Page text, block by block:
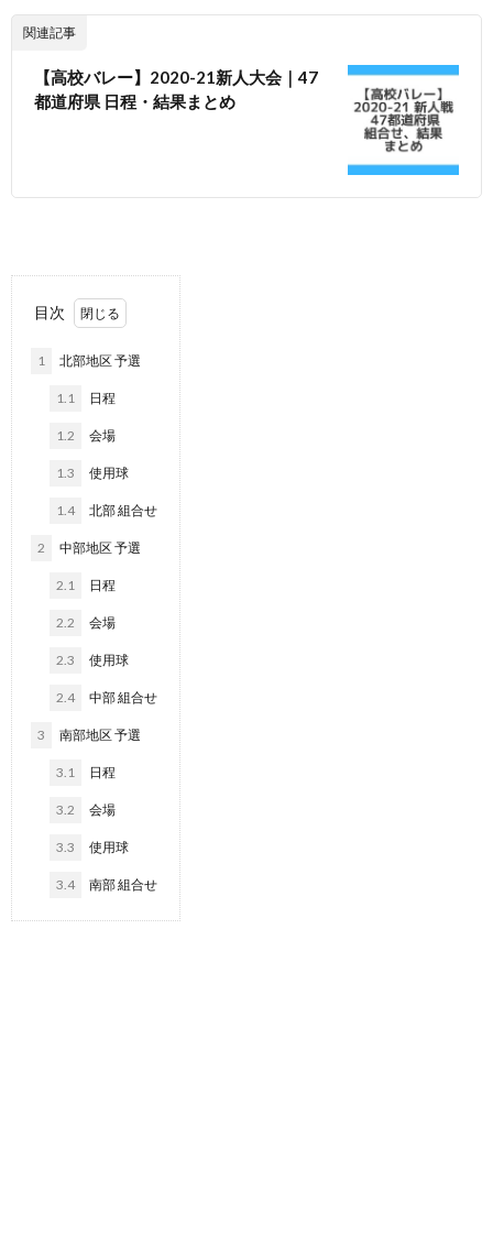
関連記事
【高校バレー】2020-21新人大会｜47
都道府県 日程・結果まとめ
目次
1 北部地区 予選
1.1 日程
1.2 会場
1.3 使用球
1.4 北部 組合せ
2 中部地区 予選
2.1 日程
2.2 会場
2.3 使用球
2.4 中部 組合せ
3 南部地区 予選
3.1 日程
3.2 会場
3.3 使用球
3.4 南部 組合せ